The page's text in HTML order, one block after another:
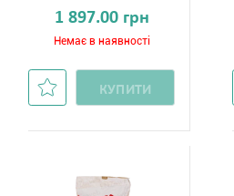
1 897.00 грн
Немає в наявності
КУПИТИ